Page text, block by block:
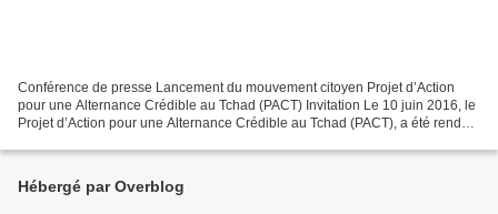
Conférence de presse Lancement du mouvement citoyen Projet d’Action
pour une Alternance Crédible au Tchad (PACT) Invitation Le 10 juin 2016, le
Projet d’Action pour une Alternance Crédible au Tchad (PACT), a été rendu
Hébergé par Overblog